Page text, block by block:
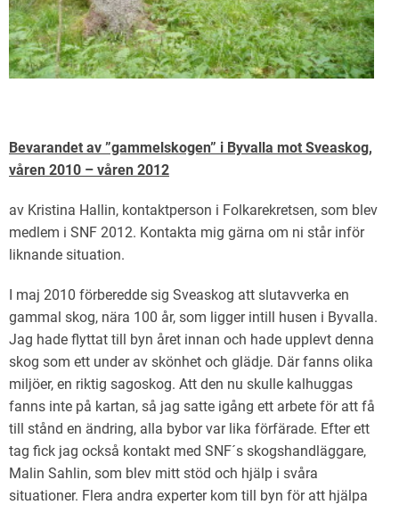
Bevarandet av ”gammelskogen” i Byvalla mot Sveaskog,
våren 2010 – våren 2012
av Kristina Hallin, kontaktperson i Folkarekretsen, som blev
medlem i SNF 2012. Kontakta mig gärna om ni står inför
liknande situation.
I maj 2010 förberedde sig Sveaskog att slutavverka en
gammal skog, nära 100 år, som ligger intill husen i Byvalla.
Jag hade flyttat till byn året innan och hade upplevt denna
skog som ett under av skönhet och glädje. Där fanns olika
miljöer, en riktig sagoskog. Att den nu skulle kalhuggas
fanns inte på kartan, så jag satte igång ett arbete för att få
till stånd en ändring, alla bybor var lika förfärade. Efter ett
tag fick jag också kontakt med SNF´s skogshandläggare,
Malin Sahlin, som blev mitt stöd och hjälp i svåra
situationer. Flera andra experter kom till byn för att hjälpa